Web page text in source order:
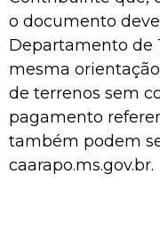
o documento
Departamento de
mesma
de terrenos sem
pagamento
também podem
caarapo.ms.gov.br.